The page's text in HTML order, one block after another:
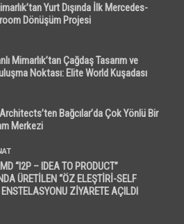
Yurt Dışında İlk Mercedes-
Dönüşüm Projesi
Mimarlık’tan Çağdaş Tasarım ve
Noktası: Elite World Kuşadası
Bağcılar’da Çok Yönlü Bir
Merkezi
“I2P – IDEA TO PRODUCT”
ÜRETİLEN “ÖZ ELEŞTİRİ-SELF
ZİYARETE AÇILDI